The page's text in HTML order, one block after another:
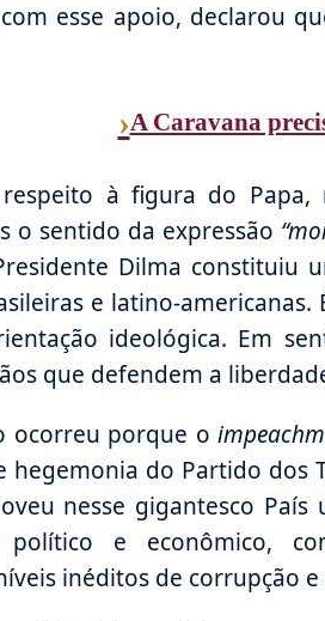
esse apoio, declarou
›A Caravana
à figura do Papa,
o sentido da expressão
Dilma constituiu
e latino-
ideológica. Em
que defendem a
ocorreu porque o
hegemonia do Partido dos
nesse gigantesco
e econômico,
inéditos de corrupção e